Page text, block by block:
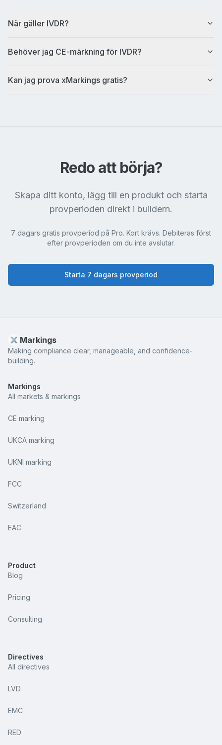
När gäller IVDR?
Behöver jag CE-märkning för IVDR?
Kan jag prova xMarkings gratis?
Redo att börja?
Skapa ditt konto, lägg till en produkt och starta
provperioden direkt i buildern.
7 dagars gratis provperiod på Pro. Kort krävs. Debiteras först
efter provperioden om du inte avslutar.
Starta 7 dagars provperiod
Markings
Making compliance clear, manageable, and confidence-
building.
Markings
All markets & markings
CE marking
UKCA marking
UKNI marking
FCC
Switzerland
EAC
Product
Blog
Pricing
Consulting
Directives
All directives
LVD
EMC
RED